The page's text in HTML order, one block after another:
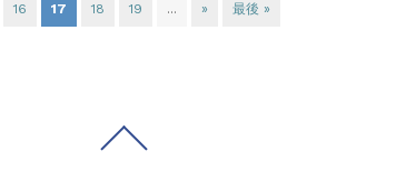
16 17 18 19 ... » 最後 »